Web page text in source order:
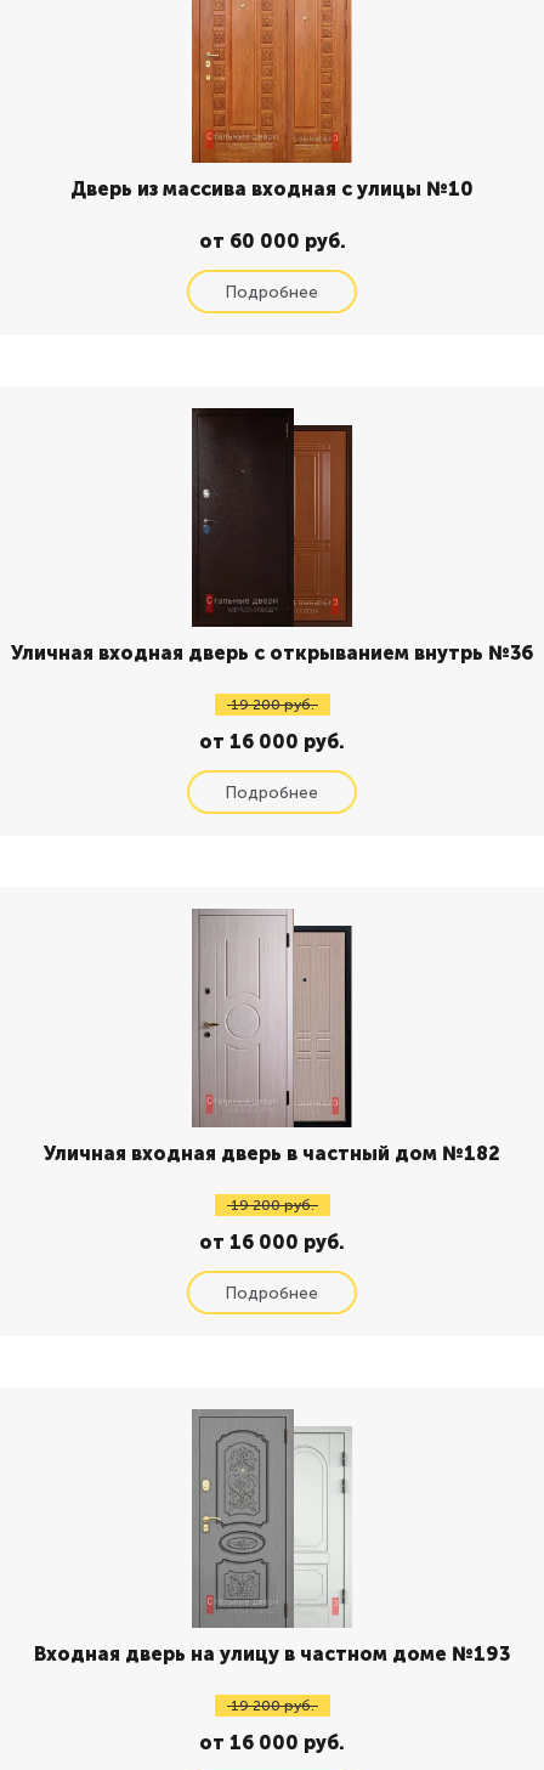
Дверь из массива входная с улицы №10
от 60 000 руб.
Уличная входная дверь с открыванием внутрь №36
19 200 руб.
от 16 000 руб.
Уличная входная дверь в частный дом №182
19 200 руб.
от 16 000 руб.
Входная дверь на улицу в частном доме №193
19 200 руб.
от 16 000 руб.